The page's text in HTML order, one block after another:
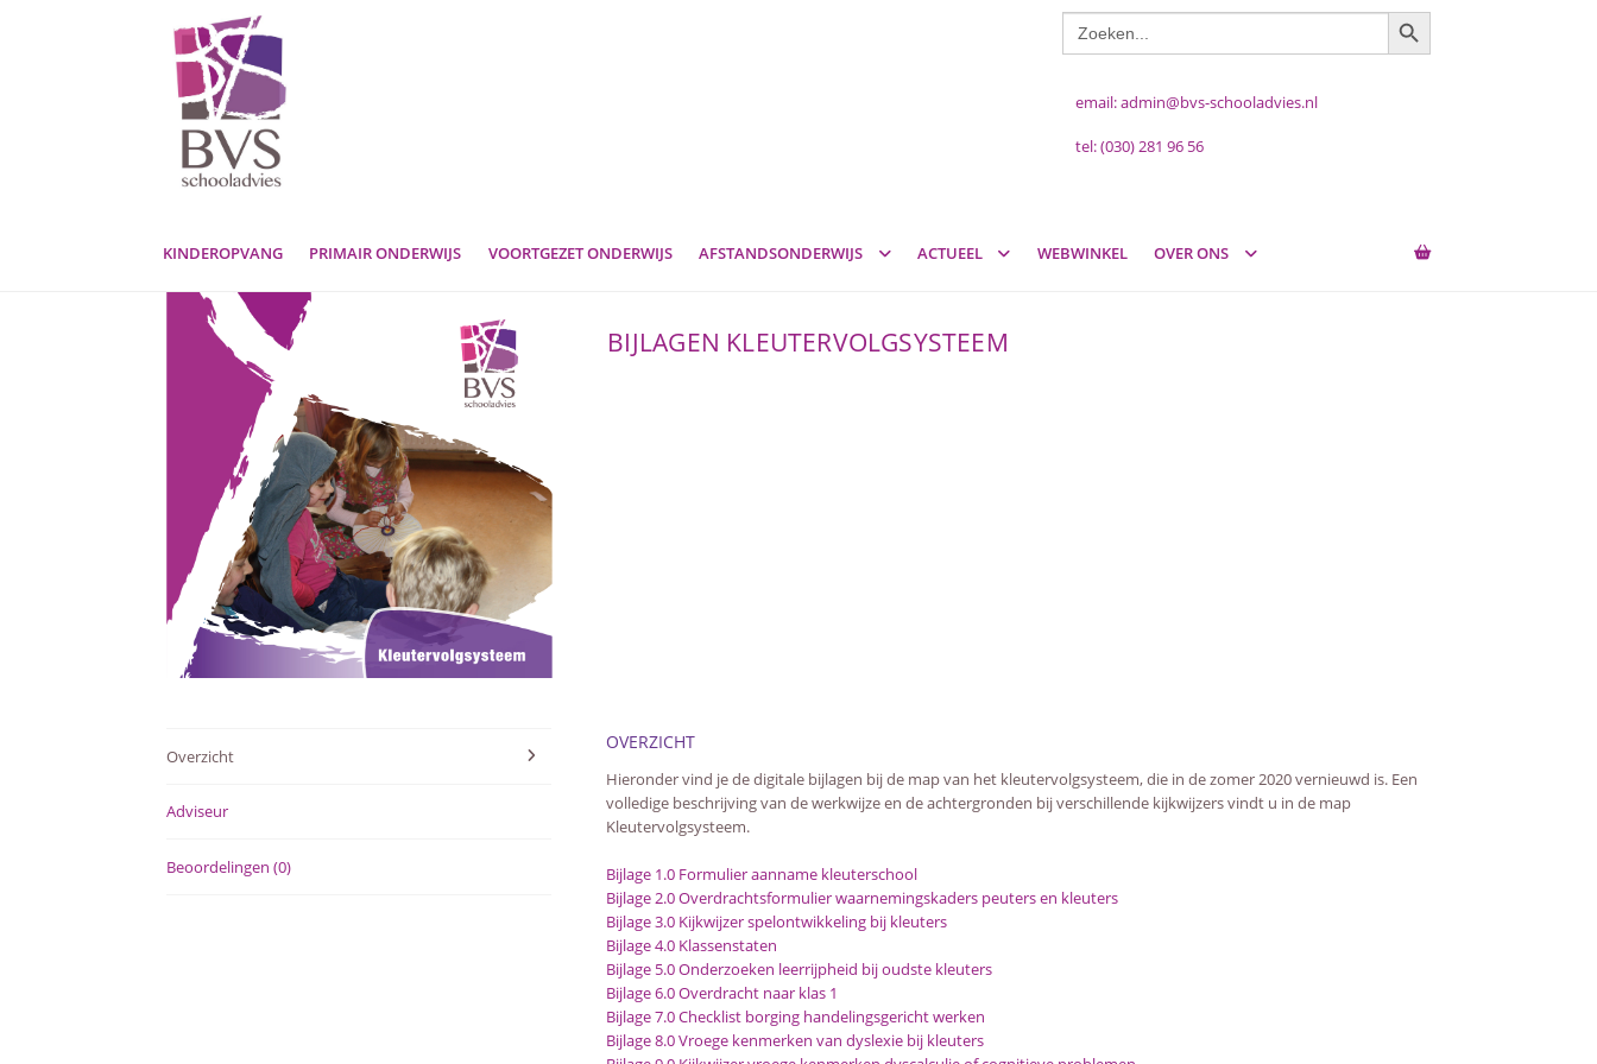
Ga
door
naar
navigatie
Ga
naar
de
inhoud
Zoek
naar:
ZOEKKNOP
email: admin@bvs-schooladvies.nl
tel: (030) 281 96 56
KINDEROPVANG PRIMAIR ONDERWIJS VOORTGEZET ONDERWIJS AFSTANDSONDERWIJS ACTUEEL WEBWINKEL OVER ONS
BIJLAGEN KLEUTERVOLGSYSTEEM
Overzicht
Adviseur
Beoordelingen (0)
OVERZICHT
Hieronder vind je de digitale bijlagen bij de map van het kleutervolgsysteem, die in de zomer 2020 vernieuwd is. Een
volledige beschrijving van de werkwijze en de achtergronden bij verschillende kijkwijzers vindt u in de map
Kleutervolgsysteem.
Bijlage 1.0 Formulier aanname kleuterschool
Bijlage 2.0 Overdrachtsformulier waarnemingskaders peuters en kleuters
Bijlage 3.0 Kijkwijzer spelontwikkeling bij kleuters
Bijlage 4.0 Klassenstaten
Bijlage 5.0 Onderzoeken leerrijpheid bij oudste kleuters
Bijlage 6.0 Overdracht naar klas 1
Bijlage 7.0 Checklist borging handelingsgericht werken
Bijlage 8.0 Vroege kenmerken van dyslexie bij kleuters